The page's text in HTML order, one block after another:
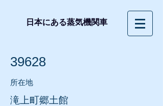
日本にある蒸気機関車
39628
所在地
滝上町郷土館